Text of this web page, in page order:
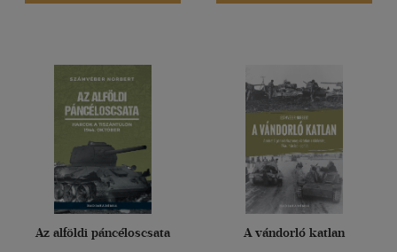
Az alföldi páncéloscsata A vándorló katlan